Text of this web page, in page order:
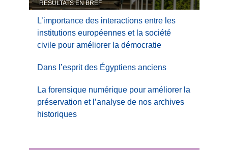
RÉSULTATS EN BREF
L’importance des interactions entre les
institutions européennes et la société
civile pour améliorer la démocratie
Dans l’esprit des Égyptiens anciens
La forensique numérique pour améliorer la
préservation et l’analyse de nos archives
historiques